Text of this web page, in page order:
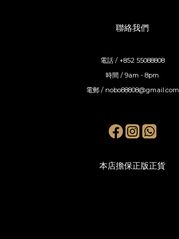
聯絡我們
電話 / +852 55088808
時間 / 9am - 8pm
電郵 / nobo88808@gmail.com
本店擔保正版正貨